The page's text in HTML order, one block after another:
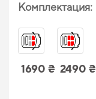
Комплектация:
1690 ₴ 2490 ₴